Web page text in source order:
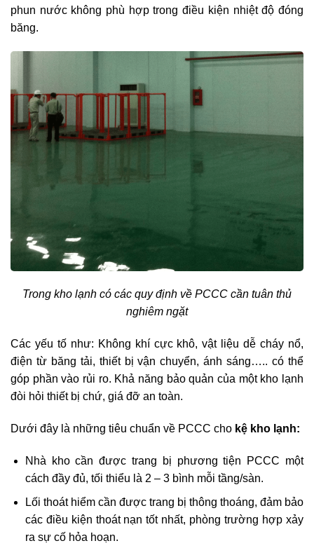
phun nước không phù hợp trong điều kiện nhiệt độ đóng
băng.
Trong kho lạnh có các quy định về PCCC cần tuân thủ
nghiêm ngặt
Các yếu tố như: Không khí cực khô, vật liệu dễ cháy nổ,
điện từ băng tải, thiết bị vận chuyển, ánh sáng….. có thể
góp phần vào rủi ro. Khả năng bảo quản của một kho lạnh
đòi hỏi thiết bị chứ, giá đỡ an toàn.
Dưới đây là những tiêu chuẩn về PCCC cho kệ kho lạnh:
Nhà kho cần được trang bị phương tiện PCCC một
cách đầy đủ, tối thiểu là 2 – 3 bình mỗi tầng/sàn.
Lối thoát hiểm cần được trang bị thông thoáng, đảm bảo
các điều kiện thoát nạn tốt nhất, phòng trường hợp xảy
ra sự cố hỏa hoạn.